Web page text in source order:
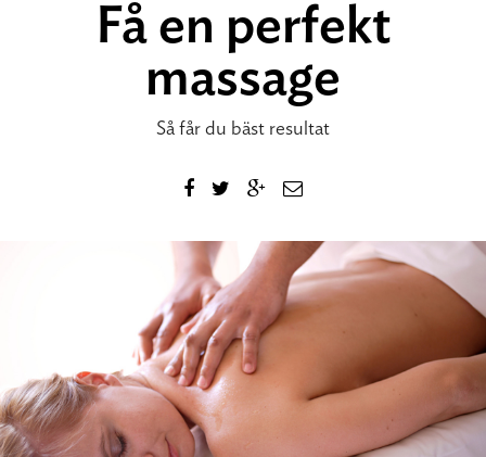
Få en perfekt
massage
Så får du bäst resultat